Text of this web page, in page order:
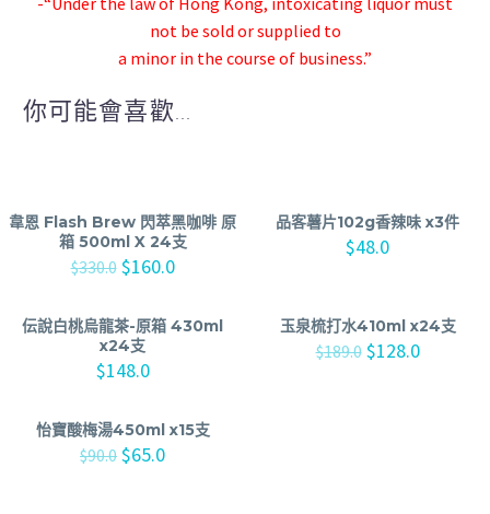
not be sold or supplied to
a minor in the course of business.”
你可能會喜歡...
韋恩 Flash Brew 閃萃黑咖啡 原
箱 500ml X 24支
$330.0 $160.0
品客薯片102g香辣味 x3件
$48.0
伝說白桃烏龍茶-原箱 430ml
x24支
$148.0
玉泉梳打水410ml x24支
$189.0 $128.0
怡寶酸梅湯450ml x15支
$90.0 $65.0